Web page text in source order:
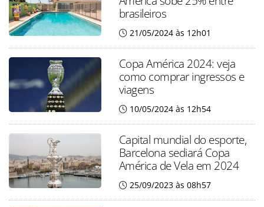
brasileiros
21/05/2024 às 12h01
Copa América 2024: veja
como comprar ingressos e
viagens
10/05/2024 às 12h54
Capital mundial do esporte,
Barcelona sediará Copa
América de Vela em 2024
25/09/2023 às 08h57